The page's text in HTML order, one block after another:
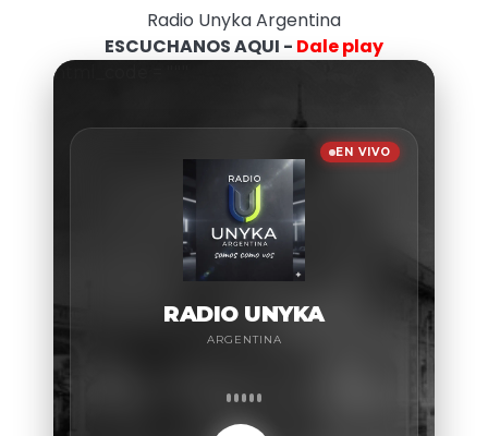
Radio Unyka Argentina
ESCUCHANOS AQUI - Dale play